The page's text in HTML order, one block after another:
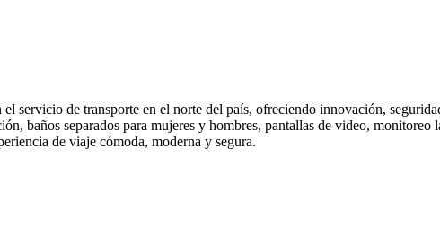
servicio de transporte en el norte del país, ofreciendo innovación,
baños separados para mujeres y hombres, pantallas de video, monitoreo
de viaje cómoda, moderna y segura.